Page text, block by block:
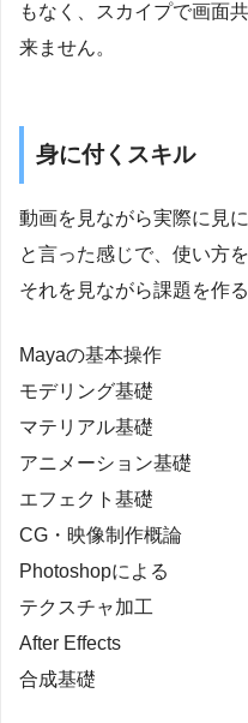
もなく、スカイプで画面
来ません。
身に付くスキル
動画を見ながら実際に見
と言った感じで、使い方
それを見ながら課題を作る
Mayaの基本操作
モデリング基礎
マテリアル基礎
アニメーション基礎
エフェクト基礎
CG・映像制作概論
Photoshopによる
テクスチャ加工
After Effects
合成基礎